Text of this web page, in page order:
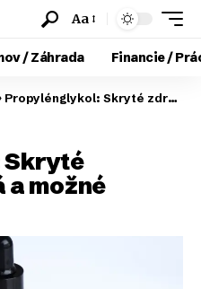
Aa
/ Záhrada Financie /
Propylénglykol: Skryté zdravotné riziká a možné škodlivé účinky
Skryté
možné